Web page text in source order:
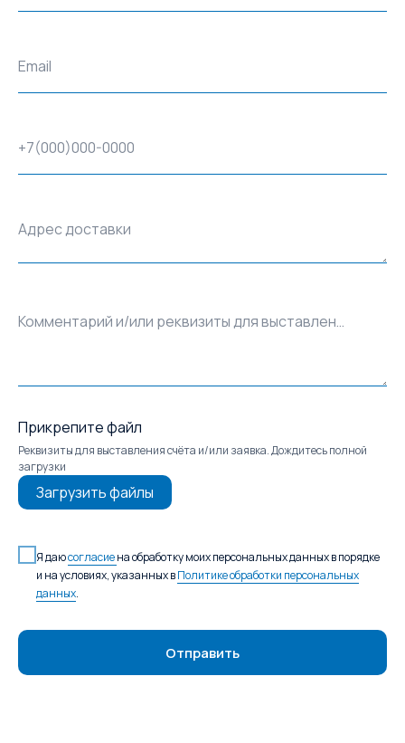
Email
+7(000)000-0000
Адрес доставки
Комментарий и/или реквизиты для выставления счёта
Прикрепите файл
Реквизиты для выставления счёта и/или заявка. Дождитесь полной
загрузки
Загрузить файлы
Я даюсогласиена обработку моих персональных данных в порядке
и на условиях, указанных вПолитике обработки персональных
данных.
Отправить